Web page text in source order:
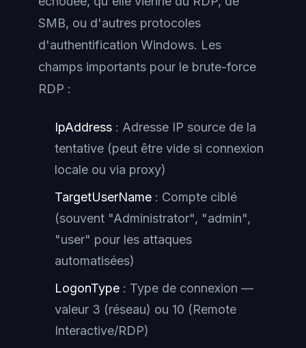
SMB, ou d'autres protocoles
d'authentification Windows. Les
champs importants pour le brute-force
RDP :
IpAddress : Adresse IP source de la
tentative (peut être vide si connexion
locale ou via proxy)
TargetUserName : Compte ciblé
(souvent "Administrator", "admin",
"user" pour les attaques
automatisées)
LogonType : Type de connexion —
valeur 3 (réseau) ou 10 (Remote
Interactive/RDP)